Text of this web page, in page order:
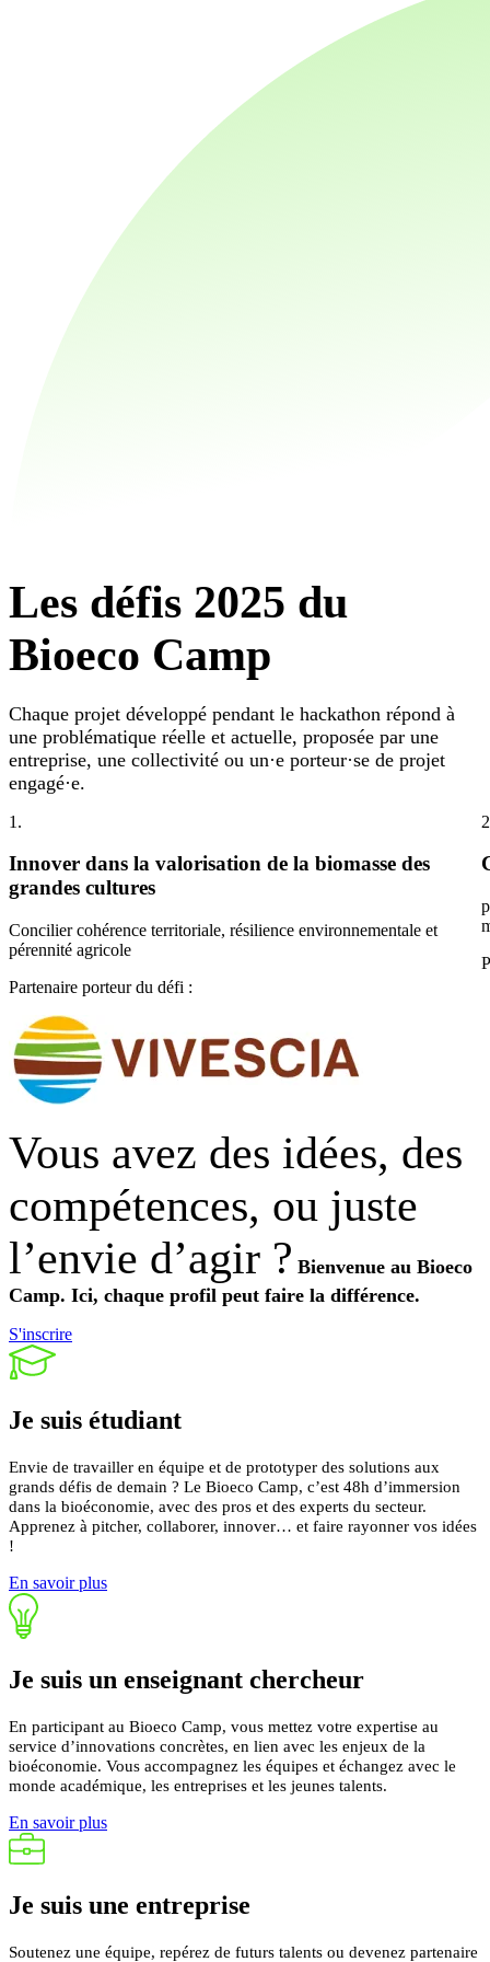
Les défis 2025 du
Bioeco Camp
Chaque projet développé pendant le hackathon répond à
une problématique réelle et actuelle, proposée par une
entreprise, une collectivité ou un·e porteur·se de projet
engagé·e.
1.
Innover dans la valorisation de la biomasse des
grandes cultures
Concilier cohérence territoriale, résilience environnementale et
pérennité agricole
Partenaire porteur du défi :
Vous avez des idées, des
compétences, ou juste
l’envie d’agir ? Bienvenue au Bioeco
Camp. Ici, chaque profil peut faire la différence.
S'inscrire
Je suis étudiant
Envie de travailler en équipe et de prototyper des solutions aux
grands défis de demain ? Le Bioeco Camp, c’est 48h d’immersion
dans la bioéconomie, avec des pros et des experts du secteur.
Apprenez à pitcher, collaborer, innover… et faire rayonner vos idées
!
En savoir plus
Je suis un enseignant chercheur
En participant au Bioeco Camp, vous mettez votre expertise au
service d’innovations concrètes, en lien avec les enjeux de la
bioéconomie. Vous accompagnez les équipes et échangez avec le
monde académique, les entreprises et les jeunes talents.
En savoir plus
Je suis une entreprise
Soutenez une équipe, repérez de futurs talents ou devenez partenaire